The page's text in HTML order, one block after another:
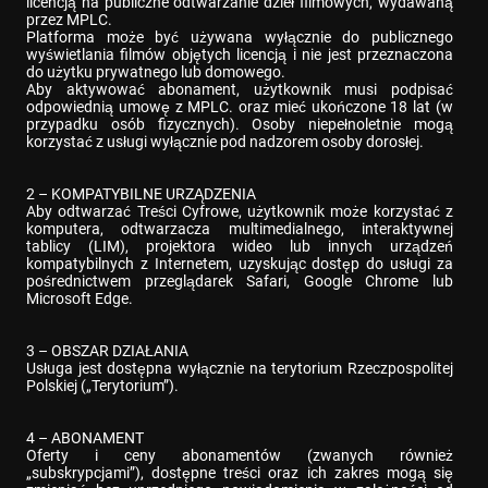
przez MPLC.
Platforma może być używana wyłącznie do publicznego
wyświetlania filmów objętych licencją i nie jest przeznaczona
do użytku prywatnego lub domowego.
Aby aktywować abonament, użytkownik musi podpisać
odpowiednią umowę z MPLC. oraz mieć ukończone 18 lat (w
przypadku osób fizycznych). Osoby niepełnoletnie mogą
korzystać z usługi wyłącznie pod nadzorem osoby dorosłej.
2 – KOMPATYBILNE URZĄDZENIA
Aby odtwarzać Treści Cyfrowe, użytkownik może korzystać z
komputera, odtwarzacza multimedialnego, interaktywnej
tablicy (LIM), projektora wideo lub innych urządzeń
kompatybilnych z Internetem, uzyskując dostęp do usługi za
pośrednictwem przeglądarek Safari, Google Chrome lub
Microsoft Edge.
3 – OBSZAR DZIAŁANIA
Usługa jest dostępna wyłącznie na terytorium Rzeczpospolitej
Polskiej („Terytorium”).
4 – ABONAMENT
Oferty i ceny abonamentów (zwanych również
„subskrypcjami”), dostępne treści oraz ich zakres mogą się